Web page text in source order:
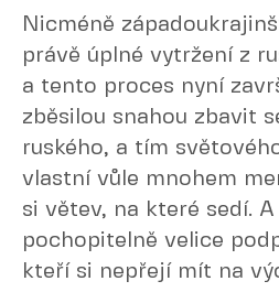
Nicméně
právě úplné vytržení z
a tento proces nyní
zběsilou snahou zbavit
ruského, a tím
vlastní vůle mnohem
si větev, na které sedí.
pochopitelně velice
kteří si nepřejí mít na